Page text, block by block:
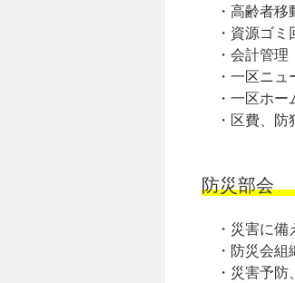
・高齢者
・資源ゴ
・会計管
・一区ニ
・一区ホ
・区費、
防災部会
・災害に
・防災会
・災害予